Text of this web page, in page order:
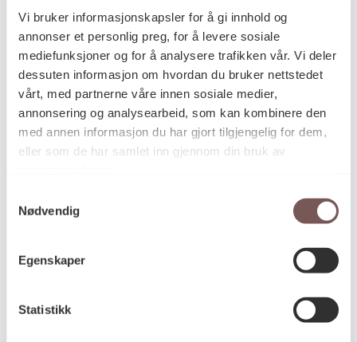
Vi bruker informasjonskapsler for å gi innhold og
annonser et personlig preg, for å levere sosiale
mediefunksjoner og for å analysere trafikken vår. Vi deler
dessuten informasjon om hvordan du bruker nettstedet
vårt, med partnerne våre innen sosiale medier,
annonsering og analysearbeid, som kan kombinere den
med annen informasjon du har gjort tilgjengelig for dem,
eller som de har samlet inn gjennom din bruk av
Nødvendig
Egenskaper
Statistikk
Postadresse
Postboks 6994
St. Olavs plass
0130 Oslo
post@koro.no
Besøksadresse
Victoria Terrasse 11